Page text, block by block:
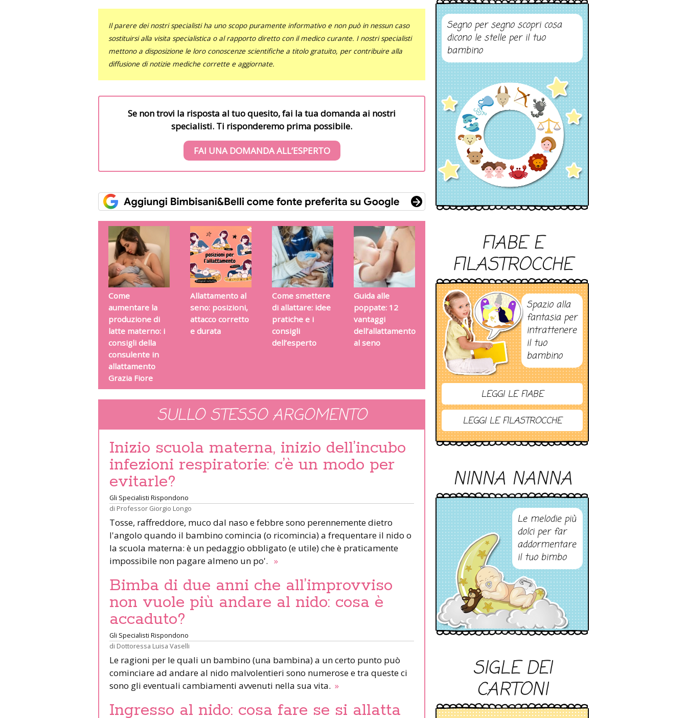
Il parere dei nostri specialisti ha uno scopo puramente informativo e non può in nessun caso
sostituirsi alla visita specialistica o al rapporto diretto con il medico curante. I nostri specialisti
mettono a disposizione le loro conoscenze scientifiche a titolo gratuito, per contribuire alla
diffusione di notizie mediche corrette e aggiornate.
Se non trovi la risposta al tuo quesito, fai la tua domanda ai nostri
specialisti. Ti risponderemo prima possibile.
FAI UNA DOMANDA ALL’ESPERTO
Come
aumentare la
produzione di
latte materno: i
consigli della
consulente in
allattamento
Grazia Fiore
Allattamento al
seno: posizioni,
attacco corretto
e durata
Come smettere
di allattare: idee
pratiche e i
consigli
dell’esperto
Guida alle
poppate: 12
vantaggi
dell’allattamento
al seno
SULLO STESSO ARGOMENTO
Inizio scuola materna, inizio dell’incubo
infezioni respiratorie: c’è un modo per
evitarle?
Gli Specialisti Rispondono
di Professor Giorgio Longo
Tosse, raffreddore, muco dal naso e febbre sono perennemente dietro
l'angolo quando il bambino comincia (o ricomincia) a frequentare il nido o
la scuola materna: è un pedaggio obbligato (e utile) che è praticamente
impossibile non pagare almeno un po'. »
Bimba di due anni che all’improvviso
non vuole più andare al nido: cosa è
accaduto?
Gli Specialisti Rispondono
di Dottoressa Luisa Vaselli
Le ragioni per le quali un bambino (una bambina) a un certo punto può
cominciare ad andare al nido malvolentieri sono numerose e tra queste ci
sono gli eventuali cambiamenti avvenuti nella sua vita. »
Ingresso al nido: cosa fare se si allatta
Segno per segno scopri cosa
dicono le stelle per il tuo
bambino
FIABE E
FILASTROCCHE
Spazio alla
fantasia per
intrattenere
il tuo
bambino
LEGGI LE FIABE
LEGGI LE FILASTROCCHE
NINNA NANNA
Le melodie più
dolci per far
addormentare
il tuo bimbo
SIGLE DEI
CARTONI